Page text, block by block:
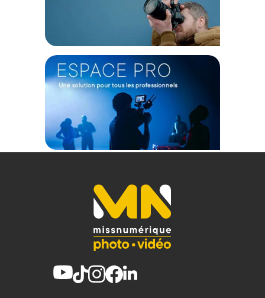
sur le prix TTC en €, les points seront effectivement calculés dans le